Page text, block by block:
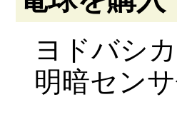
ヨドバシ
明暗セン